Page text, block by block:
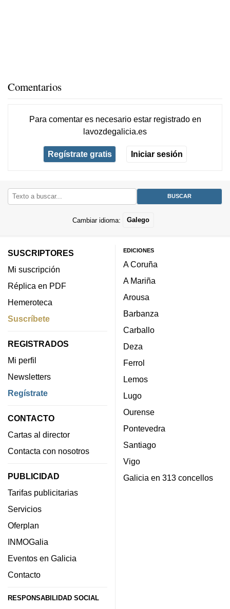
Comentarios
Para comentar es necesario estar registradoen
lavozdegalicia.es
Regístrate gratis Iniciar sesión
Cambiar idioma: Galego
SUSCRIPTORES
Mi suscripción
Réplica en PDF
Hemeroteca
Suscríbete
REGISTRADOS
Mi perfil
Newsletters
Regístrate
CONTACTO
Cartas al director
Contacta con nosotros
PUBLICIDAD
Tarifas publicitarias
Servicios
Oferplan
INMOGalia
Eventos en Galicia
Contacto
RESPONSABILIDAD SOCIAL
EDICIONES
A Coruña
A Mariña
Arousa
Barbanza
Carballo
Deza
Ferrol
Lemos
Lugo
Ourense
Pontevedra
Santiago
Vigo
Galicia en 313 concellos